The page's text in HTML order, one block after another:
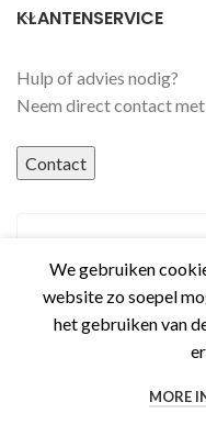
KLANTENSERVICE
Hulp of advies nodig?
Neem direct contact
Contact
We gebruiken
website zo soepel
het gebruiken van
MORE